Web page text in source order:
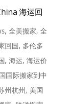
海运回
, 全美搬家, 全
回国, 多伦多
, 海运, 海运价
国际搬家到中
州杭州, 美国